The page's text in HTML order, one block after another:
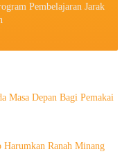
Pembelajaran Jarak
Masa Depan Bagi Pemakai
Ranah Minang